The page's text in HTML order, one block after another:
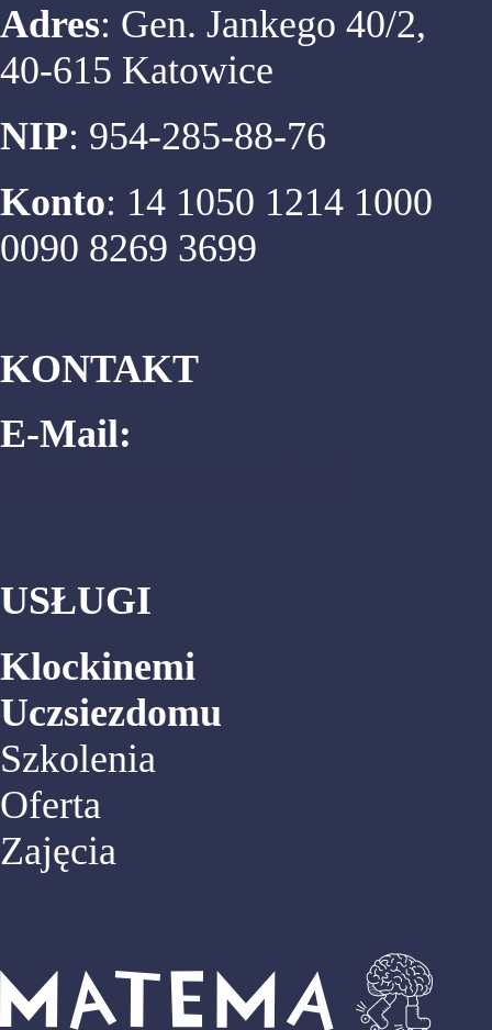
Adres: Gen. Jankego 40/2,
40-615 Katowice
NIP: 954-285-88-76
Konto: 14 1050 1214 1000
0090 8269 3699
KONTAKT
E-Mail:
USŁUGI
Klockinemi
Uczsiezdomu
Szkolenia
Oferta
Zajęcia